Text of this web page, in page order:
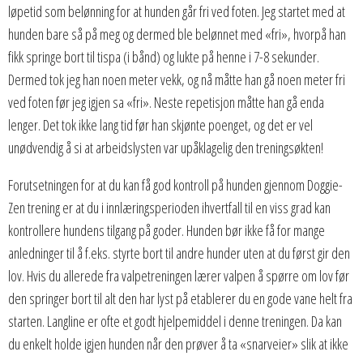
løpetid som belønning for at hunden går fri ved foten. Jeg startet med at
hunden bare så på meg og dermed ble belønnet med «fri», hvorpå han
fikk springe bort til tispa (i bånd) og lukte på henne i 7-8 sekunder.
Dermed tok jeg han noen meter vekk, og nå måtte han gå noen meter fri
ved foten før jeg igjen sa «fri». Neste repetisjon måtte han gå enda
lenger. Det tok ikke lang tid før han skjønte poenget, og det er vel
unødvendig å si at arbeidslysten var upåklagelig den treningsøkten!
Forutsetningen for at du kan få god kontroll på hunden gjennom Doggie-
Zen trening er at du i innlæringsperioden ihvertfall til en viss grad kan
kontrollere hundens tilgang på goder. Hunden bør ikke få for mange
anledninger til å f.eks. styrte bort til andre hunder uten at du først gir den
lov. Hvis du allerede fra valpetreningen lærer valpen å spørre om lov før
den springer bort til alt den har lyst på etablerer du en gode vane helt fra
starten. Langline er ofte et godt hjelpemiddel i denne treningen. Da kan
du enkelt holde igjen hunden når den prøver å ta «snarveier» slik at ikke